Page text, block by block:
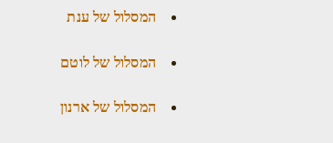
המסלול של ענת
המסלול של לוטם
המסלול של ארנון